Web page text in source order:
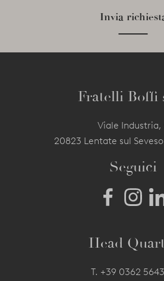
Invia
Fratelli Boffi
Viale Industria,
20823 Lentate sul
Seguici
Head
T. +39 0362